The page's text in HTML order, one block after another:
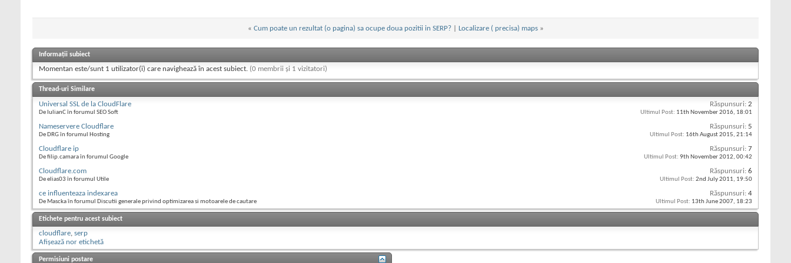
« Cum poate un rezultat (o pagina) sa ocupe doua pozitii in SERP?| Localizare ( precisa) maps »
Informații subiect
Momentan este/sunt 1 utilizator(i) care navighează în acest subiect. (0 membrii și 1 vizitatori)
Thread-uri Similare
Universal SSL de la CloudFlare
De IulianC în forumul SEO Soft
Răspunsuri: 2
Ultimul Post: 11th November 2016, 18:01
Nameservere Cloudflare
De DRG în forumul Hosting
Răspunsuri: 5
Ultimul Post: 16th August 2015, 21:14
Cloudflare ip
De filip.camara în forumul Google
Răspunsuri: 7
Ultimul Post: 9th November 2012, 00:42
Cloudflare.com
De elias03 în forumul Utile
Răspunsuri: 6
Ultimul Post: 2nd July 2011, 19:50
ce influenteaza indexarea
De Mascka în forumul Discutii generale privind optimizarea si motoarele de cautare
Răspunsuri: 4
Ultimul Post: 13th June 2007, 18:23
Etichete pentru acest subiect
cloudflare, serp
Afișează nor etichetă
Permisiuni postare